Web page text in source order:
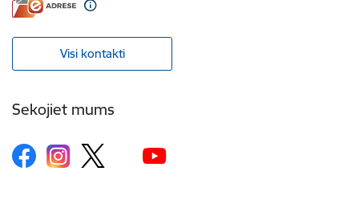
Visi kontakti
Sekojiet mums